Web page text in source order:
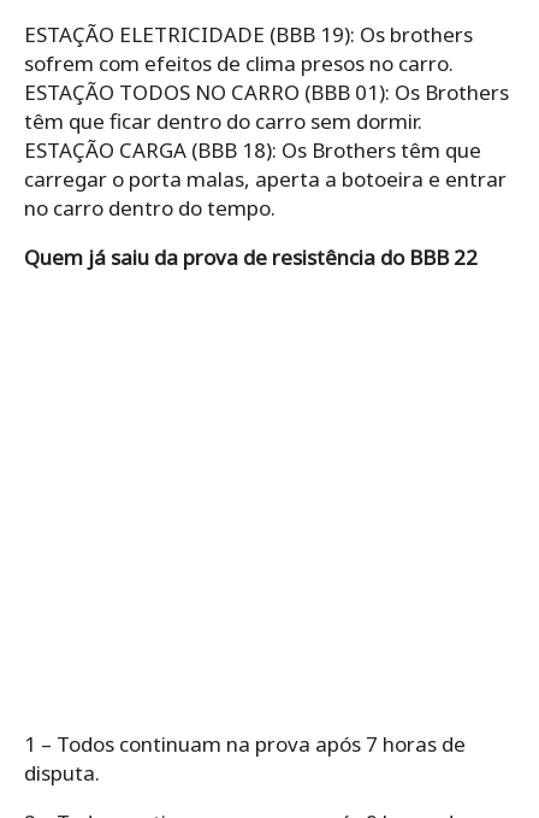
ESTAÇÃO ELETRICIDADE (BBB 19): Os brothers
sofrem com efeitos de clima presos no carro.
ESTAÇÃO TODOS NO CARRO (BBB 01): Os Brothers
têm que ficar dentro do carro sem dormir.
ESTAÇÃO CARGA (BBB 18): Os Brothers têm que
carregar o porta malas, aperta a botoeira e entrar
no carro dentro do tempo.
Quem já saiu da prova de resistência do BBB 22
1 – Todos continuam na prova após 7 horas de
disputa.